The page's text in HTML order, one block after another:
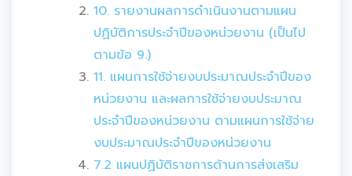
10. รายงานผลการดำเนินงานตามแผน
ปฏิบัติการประจำปีของหน่วยงาน (เป็นไป
ตามข้อ 9.)
11. แผนการใช้จ่ายงบประมาณประจำปีของ
หน่วยงาน และผลการใช้จ่ายงบประมาณ
ประจำปีของหน่วยงาน ตามแผนการใช้จ่าย
งบประมาณประจำปีของหน่วยงาน
7.2 แผนปฏิบัติราชการด้านการส่งเสริม